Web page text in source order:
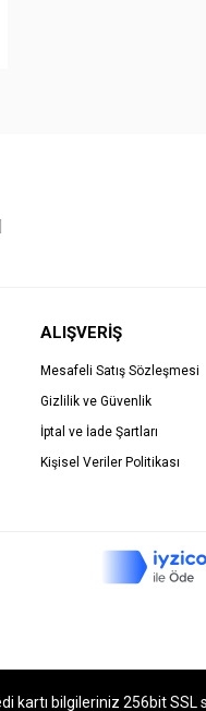
ALIŞVERİŞ
Mesafeli Satış Sözleşmesi
Gizlilik ve Güvenlik
İptal ve İade Şartları
Kişisel Veriler Politikası
kartı bilgileriniz 256bit SSL